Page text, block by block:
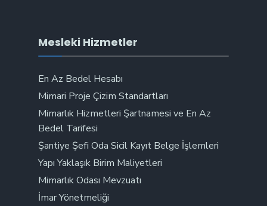
Mesleki Hizmetler
En Az Bedel Hesabı
Mimari Proje Çizim Standartları
Mimarlık Hizmetleri Şartnamesi ve En Az
Bedel Tarifesi
Şantiye Şefi Oda Sicil Kayıt Belge İşlemleri
Yapı Yaklaşık Birim Maliyetleri
Mimarlık Odası Mevzuatı
İmar Yönetmeliği